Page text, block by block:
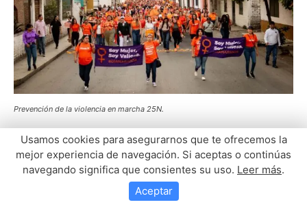
Usamos cookies para asegurarnos que te ofrecemos la
mejor experiencia de navegación. Si aceptas o continúas
navegando significa que consientes su uso. Leer más.
Aceptar